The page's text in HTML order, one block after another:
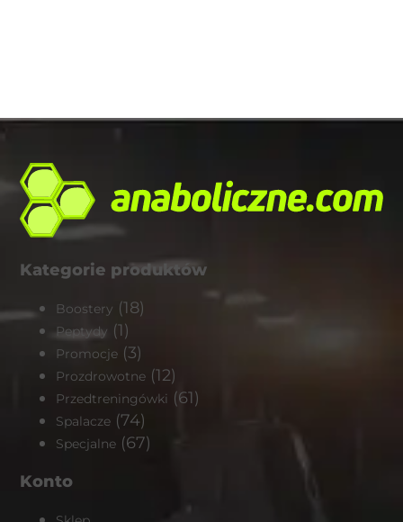
Kategorie produktów
Boostery (18)
Peptydy (1)
Promocje (3)
Prozdrowotne (12)
Przedtreningówki (61)
Spalacze (74)
Specjalne (67)
Konto